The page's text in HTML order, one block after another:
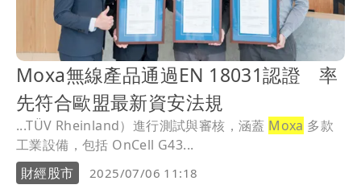
Moxa無線產品通過EN 18031認證 率
先符合歐盟最新資安法規
...TÜV Rheinland）進行測試與審核，涵蓋 Moxa 多款
工業設備，包括 OnCell G43...
財經股市
2025/07/06 11:18